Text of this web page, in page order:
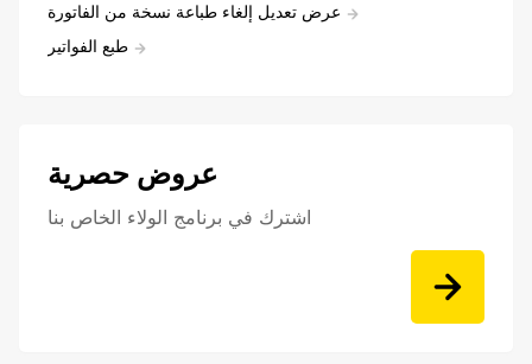
عرض تعديل إلغاء طباعة نسخة من الفاتورة
طبع الفواتير
عروض حصرية
اشترك في برنامج الولاء الخاص بنا